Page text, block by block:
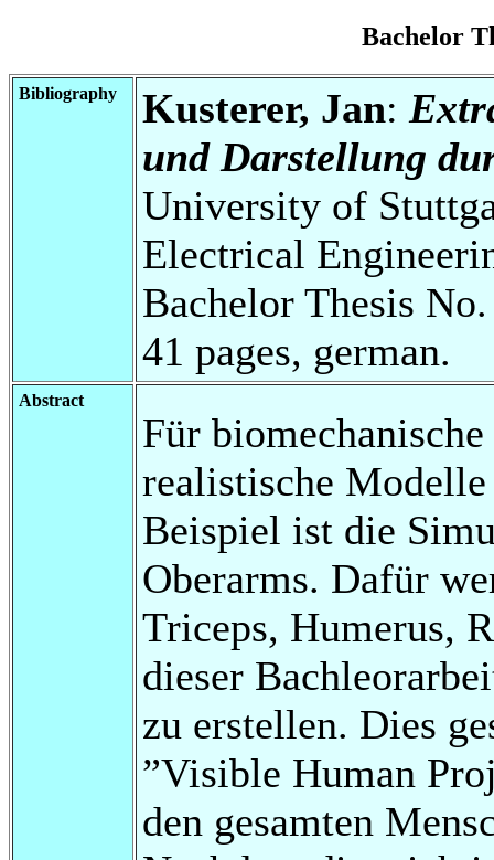
Bachelor
Bibliography Kusterer, Jan:
und Darstellung
University of
Electrical
Bachelor Thesis
41 pages, german.
Abstract
Für
realistische
Beispiel ist die
Oberarms. Dafür
Triceps, Humerus,
dieser
zu erstellen. Dies
”Visible Human
den gesamten